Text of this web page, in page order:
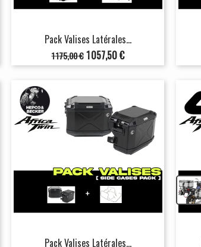
Pack Valises Latérales...
Prix
de
1 175,00 € Prix
1 057,50 €
Pack Valises Latérales...